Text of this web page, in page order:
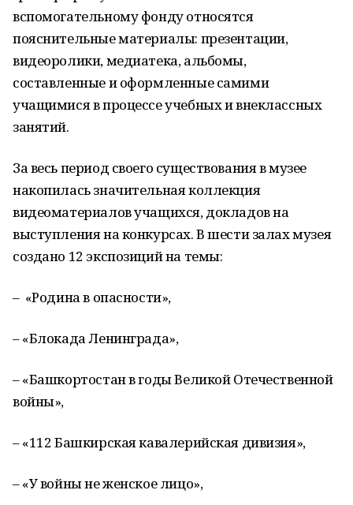
вспомогательному фонду относятся
пояснительные материалы: презентации,
видеоролики, медиатека, альбомы,
составленные и оформленные самими
учащимися в процессе учебных и внеклассных
занятий.
За весь период своего существования в музее
накопилась значительная коллекция
видеоматериалов учащихся, докладов на
выступления на конкурсах. В шести залах музея
создано 12 экспозиций на темы:
– «Родина в опасности»,
– «Блокада Ленинграда»,
– «Башкортостан в годы Великой Отечественной
войны»,
– «112 Башкирская кавалерийская дивизия»,
– «У войны не женское лицо»,